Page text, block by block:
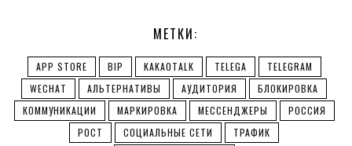
МЕТКИ:
APP STORE BIP KAKAOTALK TELEGA
TELEGRAM
WECHAT
АЛЬТЕРНАТИВЫ АУДИТОРИЯ
БЛОКИРОВКА
КОММУНИКАЦИИ
МАРКИРОВКА МЕССЕНДЖЕРЫ
РОССИЯ
РОСТ
СОЦИАЛЬНЫЕ СЕТИ
ТРАФИК